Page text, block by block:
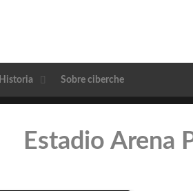
Historia Sobre ciberche
Estadio Arena